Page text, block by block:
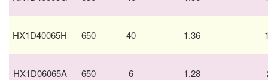
HX1D40065H 650 40 1.36
HX1D06065A 650 6 1.28